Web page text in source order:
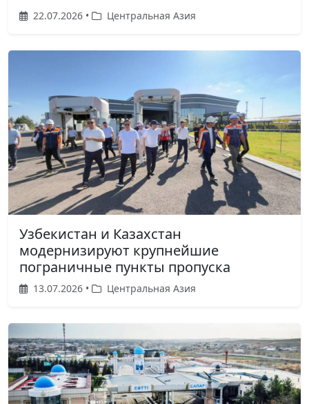
22.07.2026 • Центральная Азия
Узбекистан и Казахстан
модернизируют крупнейшие
пограничные пункты пропуска
13.07.2026 • Центральная Азия